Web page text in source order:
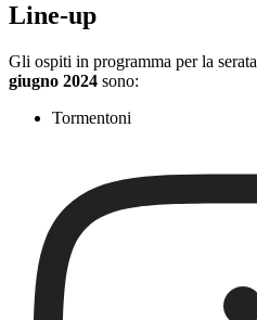
Line-up
Gli ospiti in programma per la serata
giugno 2024 sono:
Tormentoni